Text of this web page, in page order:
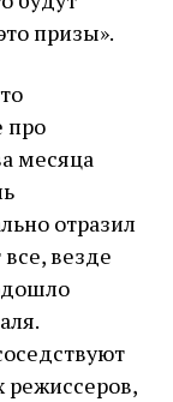
призы».
про
месяца
отразил
везде
режиссеров,